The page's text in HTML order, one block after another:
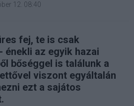
12. 08:40
fej, te is csak
énekli az egyik hazai
bőséggel is találunk a
viszont egyáltalán
ezt a sajátos